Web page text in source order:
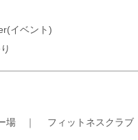
イベント)
場 ｜ フィットネスクラブ